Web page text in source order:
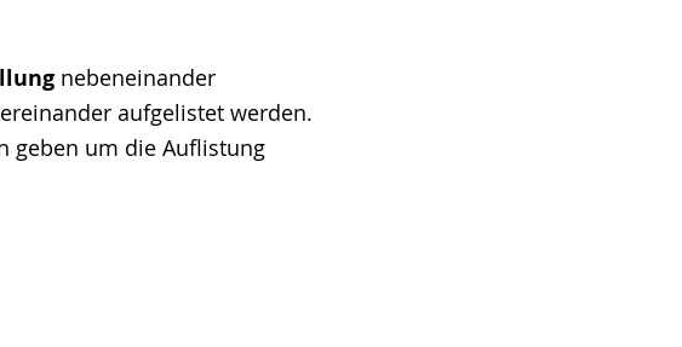
nebeneinander
aufgelistet werden.
geben um die Auflistung